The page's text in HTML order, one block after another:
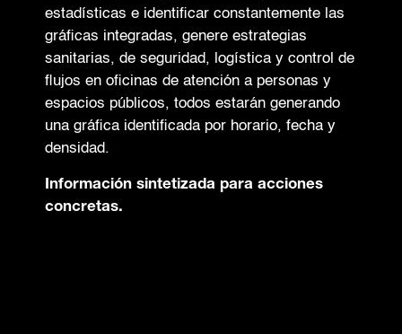
estadísticas e identificar constantemente las
gráficas integradas, genere estrategias
sanitarias, de seguridad, logística y control de
flujos en oficinas de atención a personas y
espacios públicos, todos estarán generando
una gráfica identificada por horario, fecha y
densidad.
Información sintetizada para acciones
concretas.